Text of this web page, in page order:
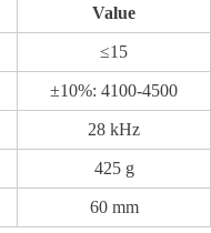
Value
≤15
±10%: 4100-4500
28 kHz
425 g
60 mm